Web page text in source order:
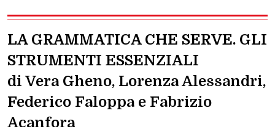
LA GRAMMATICA CHE SERVE. GLI
STRUMENTI ESSENZIALI
di Vera Gheno, Lorenza Alessandri,
Federico Faloppa e Fabrizio
Acanfora